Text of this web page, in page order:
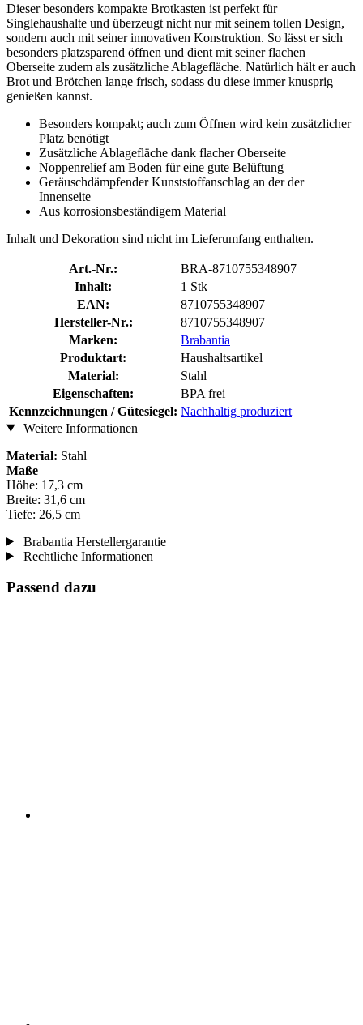
Dieser besonders kompakte Brotkasten ist perfekt für
Singlehaushalte und überzeugt nicht nur mit seinem tollen Design,
sondern auch mit seiner innovativen Konstruktion. So lässt er sich
besonders platzsparend öffnen und dient mit seiner flachen
Oberseite zudem als zusätzliche Ablagefläche. Natürlich hält er auch
Brot und Brötchen lange frisch, sodass du diese immer knusprig
genießen kannst.
Besonders kompakt; auch zum Öffnen wird kein zusätzlicher
Platz benötigt
Zusätzliche Ablagefläche dank flacher Oberseite
Noppenrelief am Boden für eine gute Belüftung
Geräuschdämpfender Kunststoffanschlag an der der
Innenseite
Aus korrosionsbeständigem Material
Inhalt und Dekoration sind nicht im Lieferumfang enthalten.
Art.-Nr.:
BRA-8710755348907
Inhalt:
1 Stk
EAN:
8710755348907
Hersteller-Nr.:
8710755348907
Marken:
Brabantia
Produktart:
Haushaltsartikel
Material:
Stahl
Eigenschaften:
BPA frei
Kennzeichnungen / Gütesiegel: Nachhaltig produziert
Weitere Informationen
Material: Stahl
Maße
Höhe: 17,3 cm
Breite: 31,6 cm
Tiefe: 26,5 cm
Brabantia Herstellergarantie
Rechtliche Informationen
Passend dazu